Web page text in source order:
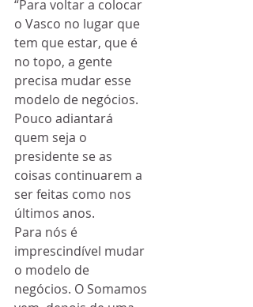
“Para voltar a colocar
o Vasco no lugar que
tem que estar, que é
no topo, a gente
precisa mudar esse
modelo de negócios.
Pouco adiantará
quem seja o
presidente se as
coisas continuarem a
ser feitas como nos
últimos anos.
Para nós é
imprescindível mudar
o modelo de
negócios. O Somamos